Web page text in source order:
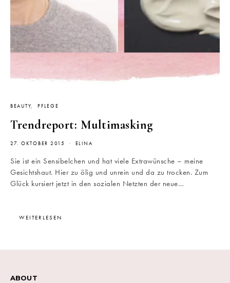
BEAUTY PFLEGE
Trendreport: Multimasking
27. OKTOBER 2015 ELINA
Sie ist ein Sensibelchen und hat viele Extrawünsche – meine
Gesichtshaut. Hier zu ölig und unrein und da zu trocken. Zum
Glück kursiert jetzt in den sozialen Netzten der neue…
WEITERLESEN
ABOUT